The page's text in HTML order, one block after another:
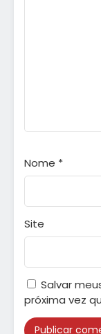
Nome *
Site
Salvar
próxima vez